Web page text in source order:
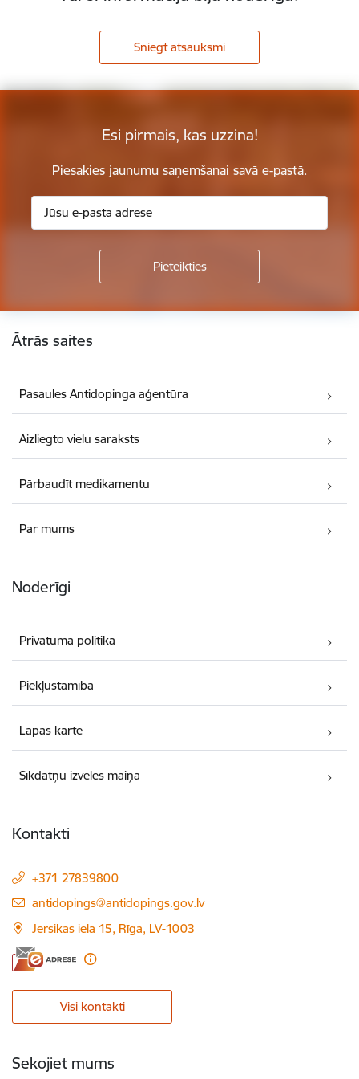
Sniegt atsauksmi
Esi pirmais, kas uzzina!
Piesakies jaunumu saņemšanai savā e-pastā.
Ātrās saites
Pasaules Antidopinga aģentūra
Aizliegto vielu saraksts
Pārbaudīt medikamentu
Par mums
Noderīgi
Privātuma politika
Piekļūstamība
Lapas karte
Sīkdatņu izvēles maiņa
Kontakti
+371 27839800
E-pasts:
antidopings@antidopings.gov.lv
Jersikas iela 15, Rīga, LV-1003
Visi kontakti
Sekojiet mums